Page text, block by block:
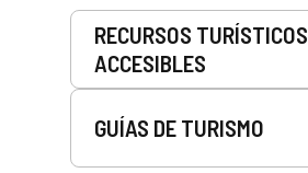
Servicios
RECURSOS TURÍSTICOS
ACCESIBLES
GUÍAS DE TURISMO